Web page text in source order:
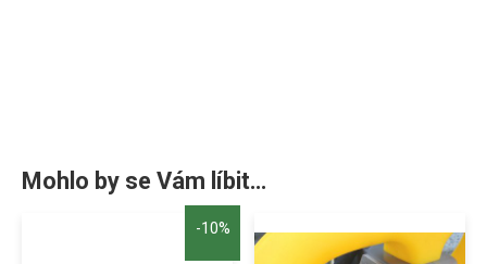
Mohlo by se Vám líbit…
-10%